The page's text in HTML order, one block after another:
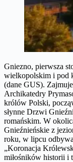
Gniezno, pierwsza
wielkopolskim i pod
(dane GUS).
Archikatedry
królów Polski,
słynne Drzwi
romańskim. W
Gnieźnieńskie z
roku, w lipcu
„Koronacja
miłośników historii i